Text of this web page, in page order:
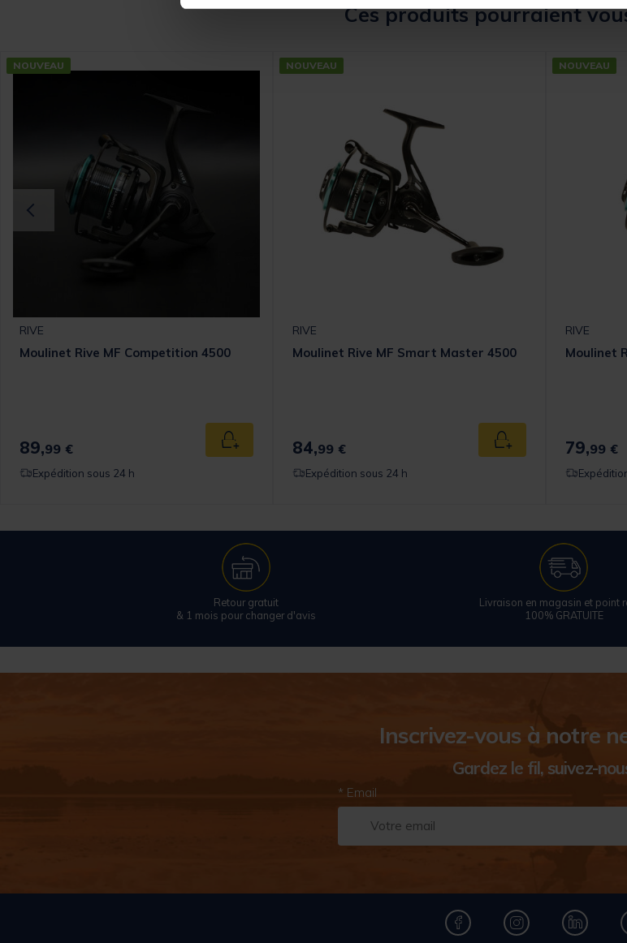
Ces produits pourraient
panier
NOUVEAU
RIVE
Moulinet Rive MF Competition 4500
89,99 € Ajouter au panier
Expédition sous 24 h
NOUVEAU
RIVE
Moulinet Rive MF Smart Master 4500
84,99 € Ajouter au panier
Expédition sous 24 h
NOUVEAU
RIVE
Moulinet
79,99 €
Retour gratuit
& 1 mois pour changer d'avis
Livraison en magasin et point
100% GRATUITE
Inscrivez-vous à notre
Gardez le fil, suivez-
* Email